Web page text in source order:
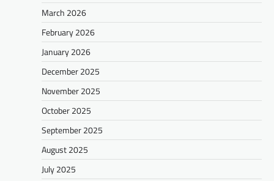
March 2026
February 2026
January 2026
December 2025
November 2025
October 2025
September 2025
August 2025
July 2025